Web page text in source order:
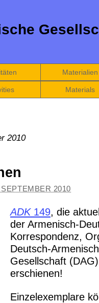
Materialien
Materials
2010
SEPTEMBER 2010
ADK 149, die
der Armenisch-
Korrespondenz,
Deutsch-
Gesellschaft (DAG)
erschienen!
Einzelexemplare